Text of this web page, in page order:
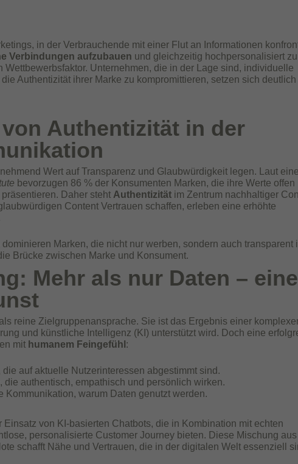
in der Verbrauchende mit einer Flut an Informationen
Verbindungen aufzubauen und gleichzeitig hochpersonalisiert zu
Wettbewerbsfaktor. Unternehmen, die in der Lage sind, individuelle
Authentizität ihrer Marke zu kompromittieren, setzen sich deutlich
Authentizität in der
Wert auf Transparenz und Glaubwürdigkeit legen. Laut
bevorzugen 86 % der Konsumenten Marken, die ihre Werte offen
Daher steht Authentizität im Zentrum nachhaltiger
Content Vertrauen schaffen, erleben eine erhöhte
Marken, die nicht nur werben, sondern auch transparent
Brücke zwischen Marke und Konsument.
Mehr als nur Daten – eine
reine Zielgruppenansprache. Sie ist das Ergebnis einer
und künstliche Intelligenz (KI) unterstützt wird. Doch eine
mit humanem Feingefühl :
die auf aktuelle Nutzerinteressen abgestimmt sind.
die authentisch, empathisch und persönlich wirken.
Kommunikation, warum Daten genutzt werden.
von KI-basierten Chatbots, die in Kombination mit echten
personalisierte Customer Journey bieten. Diese Mischung aus
schafft Nähe und Vertrauen, die in der digitalen Welt essenziell